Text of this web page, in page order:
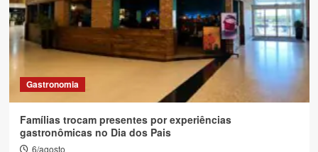
Gastronomia
Famílias trocam presentes por experiências
gastronômicas no Dia dos Pais
6/agosto